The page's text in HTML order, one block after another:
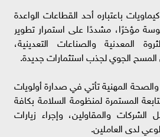
باعتباره أحد القطاعات الواعدة
مؤخرًا، مشددًا على استمرار تطوير
المعدنية والصناعات التعدينية،
المسح الجوي لجذب استثمارات جديدة.
المهنية تأتي في صدارة أولويات
المستمرة لمنظومة السلامة بكافة
والمقاولين، وإجراء زيارات
لدى العاملين.